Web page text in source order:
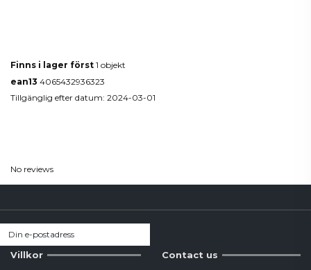
Finns i lager först 1 objekt
ean13 4065432936323
Tillgänglig efter datum: 2024-03-01
No reviews
Villkor Contact us